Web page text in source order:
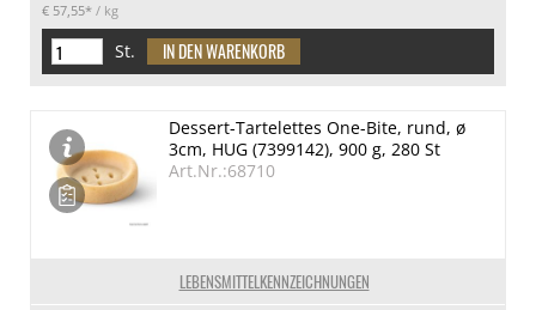
€ 57,55* / kg
St.
LEBENSMITTELKENNZEICHNUNGEN
Dessert-Tartelettes One-Bite, rund, ø
3cm, HUG (7399142), 900 g, 280 St
Art.Nr.:68710